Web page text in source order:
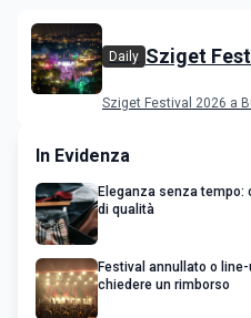
Daily Sziget
Sziget Festival 2026 a
In Evidenza
Eleganza senza
di qualità
Festival annullato o
chiedere un rimborso